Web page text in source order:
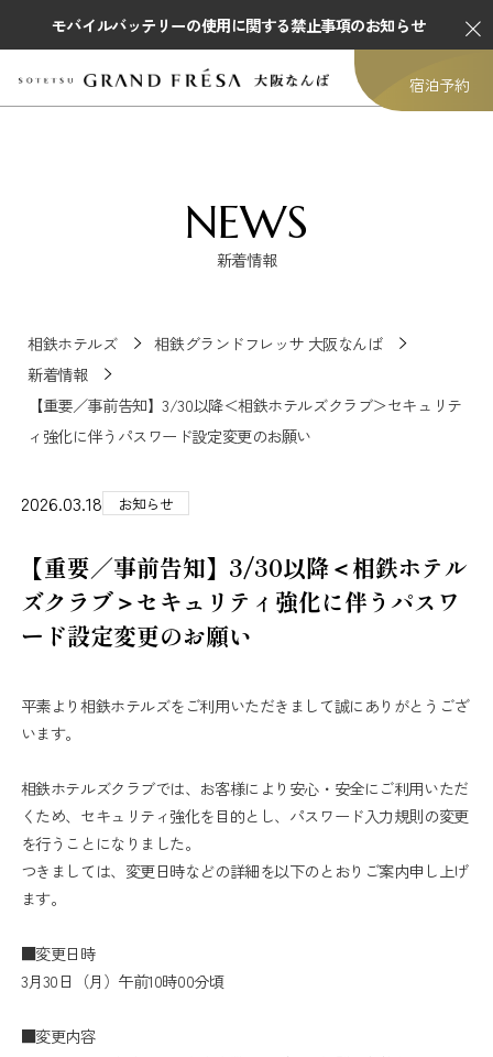
モバイルバッテリーの使用に関する禁止事項のお知らせ
宿泊予約
NEWS
新着情報
相鉄ホテルズ
相鉄グランドフレッサ 大阪なんば
新着情報
【重要／事前告知】3/30以降＜相鉄ホテルズクラブ＞セキュリテ
ィ強化に伴うパスワード設定変更のお願い
2026.03.18 お知らせ
【重要／事前告知】3/30以降＜相鉄ホテル
ズクラブ＞セキュリティ強化に伴うパスワ
ード設定変更のお願い
平素より相鉄ホテルズをご利用いただきまして誠にありがとうござ
います。
相鉄ホテルズクラブでは、お客様により安心・安全にご利用いただ
くため、セキュリティ強化を目的とし、パスワード入力規則の変更
を行うことになりました。
つきましては、変更日時などの詳細を以下のとおりご案内申し上げ
ます。
■変更日時
3月30日（月）午前10時00分頃
■変更内容